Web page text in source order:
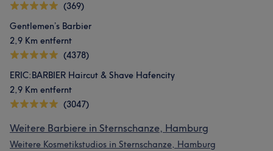
(369)
Gentlemen’s Barbier
2,9 Km entfernt
(4378)
ERIC:BARBIER Haircut & Shave Hafencity
2,9 Km entfernt
(3047)
Weitere Barbiere in Sternschanze, Hamburg
Weitere Kosmetikstudios in Sternschanze, Hamburg